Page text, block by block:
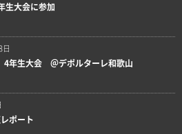
生大会に参加
4年生大会 ＠デポルターレ和歌山
ポート